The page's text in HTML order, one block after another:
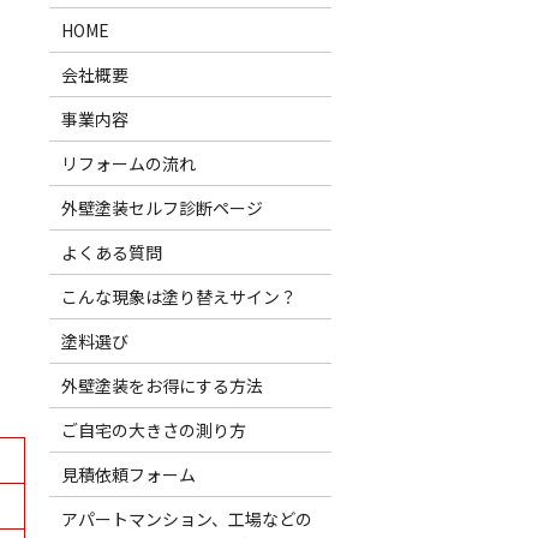
HOME
会社概要
事業内容
リフォームの流れ
外壁塗装セルフ診断ページ
よくある質問
こんな現象は塗り替えサイン？
塗料選び
外壁塗装をお得にする方法
ご自宅の大きさの測り方
見積依頼フォーム
アパートマンション、工場などの